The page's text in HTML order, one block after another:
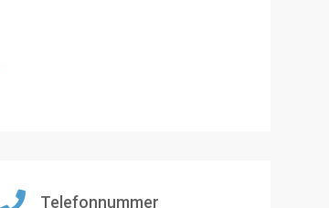
Telefonnummer